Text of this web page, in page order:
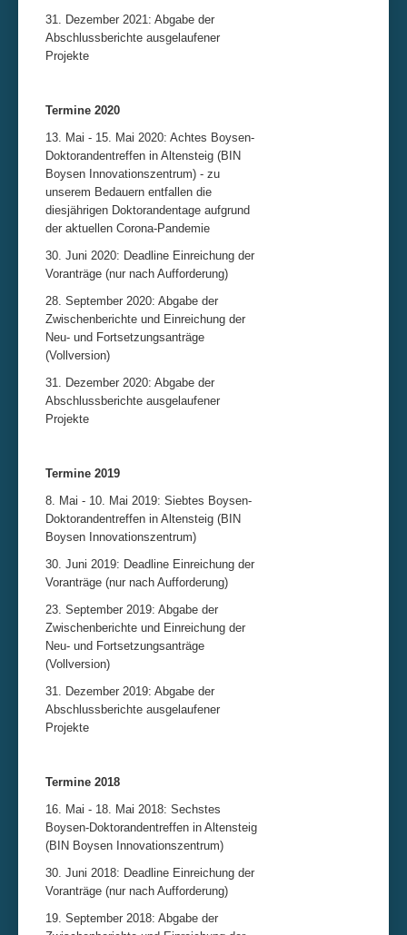
31. Dezember 2021: Abgabe der
Abschlussberichte ausgelaufener
Projekte
Termine 2020
13. Mai - 15. Mai 2020: Achtes Boysen-
Doktorandentreffen in Altensteig (BIN
Boysen Innovationszentrum) - zu
unserem Bedauern entfallen die
diesjährigen Doktorandentage aufgrund
der aktuellen Corona-Pandemie
30. Juni 2020: Deadline Einreichung der
Voranträge (nur nach Aufforderung)
28. September 2020: Abgabe der
Zwischenberichte und Einreichung der
Neu- und Fortsetzungsanträge
(Vollversion)
31. Dezember 2020: Abgabe der
Abschlussberichte ausgelaufener
Projekte
Termine 2019
8. Mai - 10. Mai 2019: Siebtes Boysen-
Doktorandentreffen in Altensteig (BIN
Boysen Innovationszentrum)
30. Juni 2019: Deadline Einreichung der
Voranträge (nur nach Aufforderung)
23. September 2019: Abgabe der
Zwischenberichte und Einreichung der
Neu- und Fortsetzungsanträge
(Vollversion)
31. Dezember 2019: Abgabe der
Abschlussberichte ausgelaufener
Projekte
Termine 2018
16. Mai - 18. Mai 2018: Sechstes
Boysen-Doktorandentreffen in Altensteig
(BIN Boysen Innovationszentrum)
30. Juni 2018: Deadline Einreichung der
Voranträge (nur nach Aufforderung)
19. September 2018: Abgabe der